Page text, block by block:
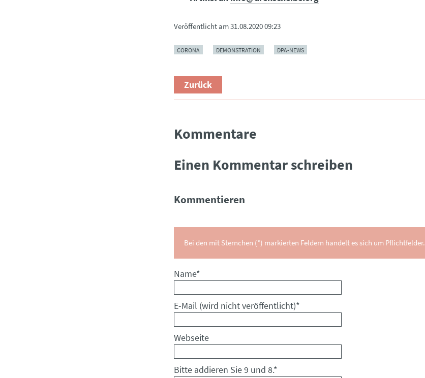
Veröffentlicht am31.08.2020 09:23
CORONA DEMONSTRATION DPA-NEWS
Zurück
Kommentare
Einen Kommentar schreiben
Kommentieren
Bei den mit Sternchen (*) markierten Feldern handelt es sich um Pflichtfelder.
Pflichtfeld
Name*
Pflichtfeld
E-Mail (wird nicht veröffentlicht)*
Webseite
Bitte addieren Sie 9 und 8.*